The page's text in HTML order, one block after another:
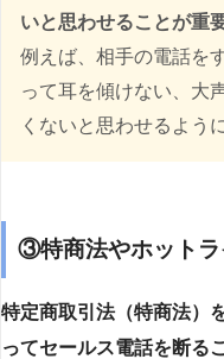
いと思わせることが重
例えば、相手の電話を
って耳を傾けない、大
くないと思わせるよう
③特商法やホットラ
特定商取引法（特商法）
ってセールス電話を断る